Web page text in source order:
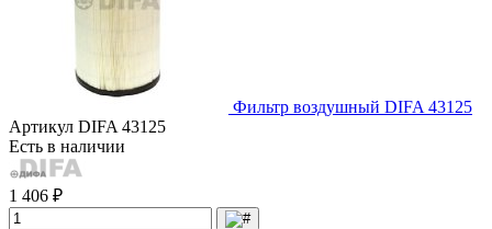
Фильтр воздушный DIFA 43125
Артикул DIFA 43125
Есть в наличии
1 406 ₽